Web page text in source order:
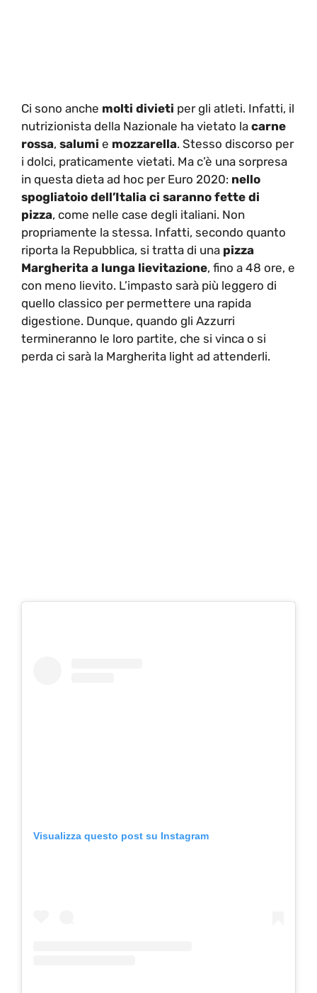
Ci sono anche molti divieti per gli atleti. Infatti, il
nutrizionista della Nazionale ha vietato la carne
rossa, salumi e mozzarella. Stesso discorso per
i dolci, praticamente vietati. Ma c’è una sorpresa
in questa dieta ad hoc per Euro 2020: nello
spogliatoio dell’Italia ci saranno fette di
pizza, come nelle case degli italiani. Non
propriamente la stessa. Infatti, secondo quanto
riporta la Repubblica, si tratta di una pizza
Margherita a lunga lievitazione, fino a 48 ore, e
con meno lievito. L’impasto sarà più leggero di
quello classico per permettere una rapida
digestione. Dunque, quando gli Azzurri
termineranno le loro partite, che si vinca o si
perda ci sarà la Margherita light ad attenderli.
Visualizza questo post su Instagram